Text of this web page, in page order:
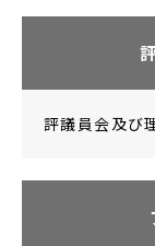
評議員会及び